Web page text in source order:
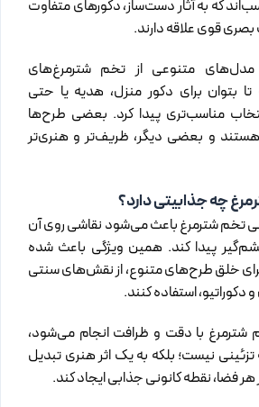
که به آثار دست‌ساز، دکورهای متفاوت
قوی علاقه دارند.
مدل‌های متنوعی از تخم شترمرغ‌های
تا بتوان برای دکور منزل، هدیه یا حتی
مناسب‌تری پیدا کرد. بعضی طرح‌ها
هستند و بعضی دیگر، ظریف‌تر و هنری‌تر
چه جذابیتی دارد؟
تخم شترمرغ باعث می‌شود نقاشی روی آن
پیدا کند. همین ویژگی باعث شده
برای خلق طرح‌های متنوع، از نقش‌های سنتی
استفاده کنند.
با دقت و ظرافت انجام می‌شود،
نیست؛ بلکه به یک اثر هنری تبدیل
فضا، نقطه کانونی جذابی ایجاد کند.